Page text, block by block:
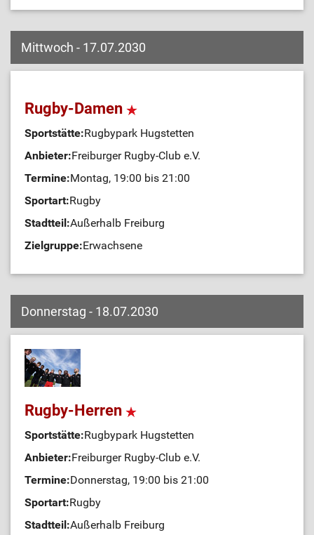
Mittwoch - 17.07.2030
Rugby-Damen
Sportstätte:Rugbypark Hugstetten
Anbieter:Freiburger Rugby-Club e.V.
Termine:Montag, 19:00 bis 21:00
Sportart:Rugby
Stadtteil:Außerhalb Freiburg
Zielgruppe:Erwachsene
Donnerstag - 18.07.2030
Rugby-Herren
Sportstätte:Rugbypark Hugstetten
Anbieter:Freiburger Rugby-Club e.V.
Termine:Donnerstag, 19:00 bis 21:00
Sportart:Rugby
Stadtteil:Außerhalb Freiburg